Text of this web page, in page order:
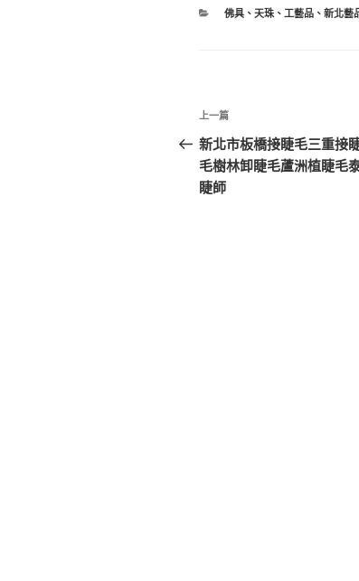
分
佛具、 天珠、 工藝品、 新北藝
文
章
導
上
一
篇
文
上一篇
新北市板橋接睫毛三重接
毛樹林卸睫毛蘆洲植睫毛
睫師